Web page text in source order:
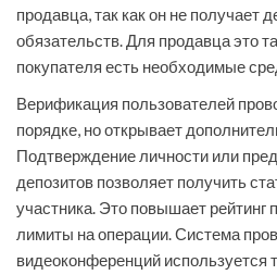
продавца, так как он не получает
обязательств. Для продавца это
покупателя есть необходимые
Верификация пользователей
порядке, но открывает
Подтверждение личности или
депозитов позволяет получить
участника. Это повышает рейтинг
лимиты на операции. Система
видеоконференций используется